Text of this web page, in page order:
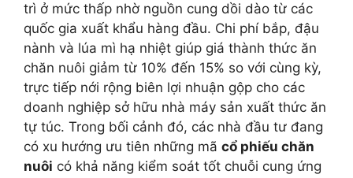
trì ở mức thấp nhờ nguồn cung dồi dào từ các
quốc gia xuất khẩu hàng đầu. Chi phí bắp, đậu
nành và lúa mì hạ nhiệt giúp giá thành thức ăn
chăn nuôi giảm từ 10% đến 15% so với cùng kỳ,
trực tiếp nới rộng biên lợi nhuận gộp cho các
doanh nghiệp sở hữu nhà máy sản xuất thức ăn
tự túc. Trong bối cảnh đó, các nhà đầu tư đang
có xu hướng ưu tiên những mã cổ phiếu chăn
nuôi có khả năng kiểm soát tốt chuỗi cung ứng